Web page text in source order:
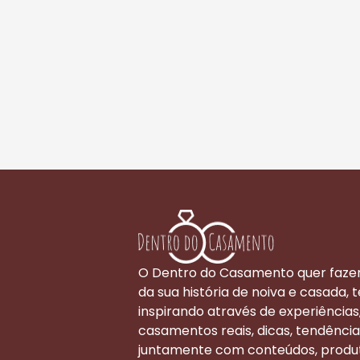
O Dentro do Casamento quer
da sua história de noiva e casada,
inspirando através de
casamentos reais, dicas,
juntamente com conteúdos,